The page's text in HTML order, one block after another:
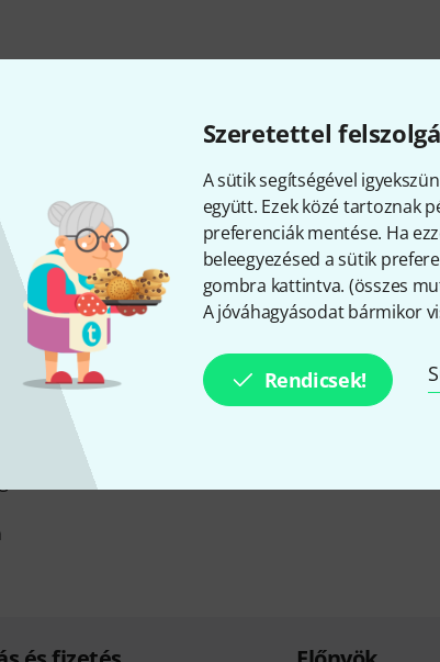
Szeretettel
A sütik segítségével
együtt. Ezek közé tartoznak
preferenciák mentése. Ha
beleegyezésed a sütik
gombra kattintva. (összes
A jóváhagyásodat bármikor
Rendicsek!
Megosztás
hírlevél
angol nyelvű hírlevelére, és kis
egyenként
gondolatok